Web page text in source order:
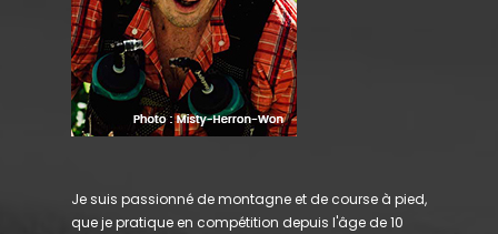
Je suis passionné de montagne et de course à pied,
que je pratique en compétition depuis l'âge de 10